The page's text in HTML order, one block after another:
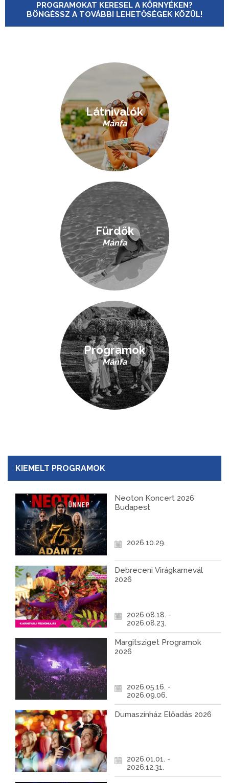
KIEMELT PROGRAMOK
Neoton Koncert 2026
Budapest
2026.10.29.
Debreceni Virágkarnevál
2026
2026.08.18. -
2026.08.23.
Margitsziget Programok
2026
2026.05.16. -
2026.09.06.
Dumaszínház Előadás 2026
2026.01.01. -
2026.12.31.
PROGRAMOKAT KERESEL A KÖRNYÉKEN?
BÖNGÉSSZ A TOVÁBBI LEHETŐSÉGEK KÖZÜL!
Látnivalók
Mánfa
Fürdők
Mánfa
Programok
Mánfa